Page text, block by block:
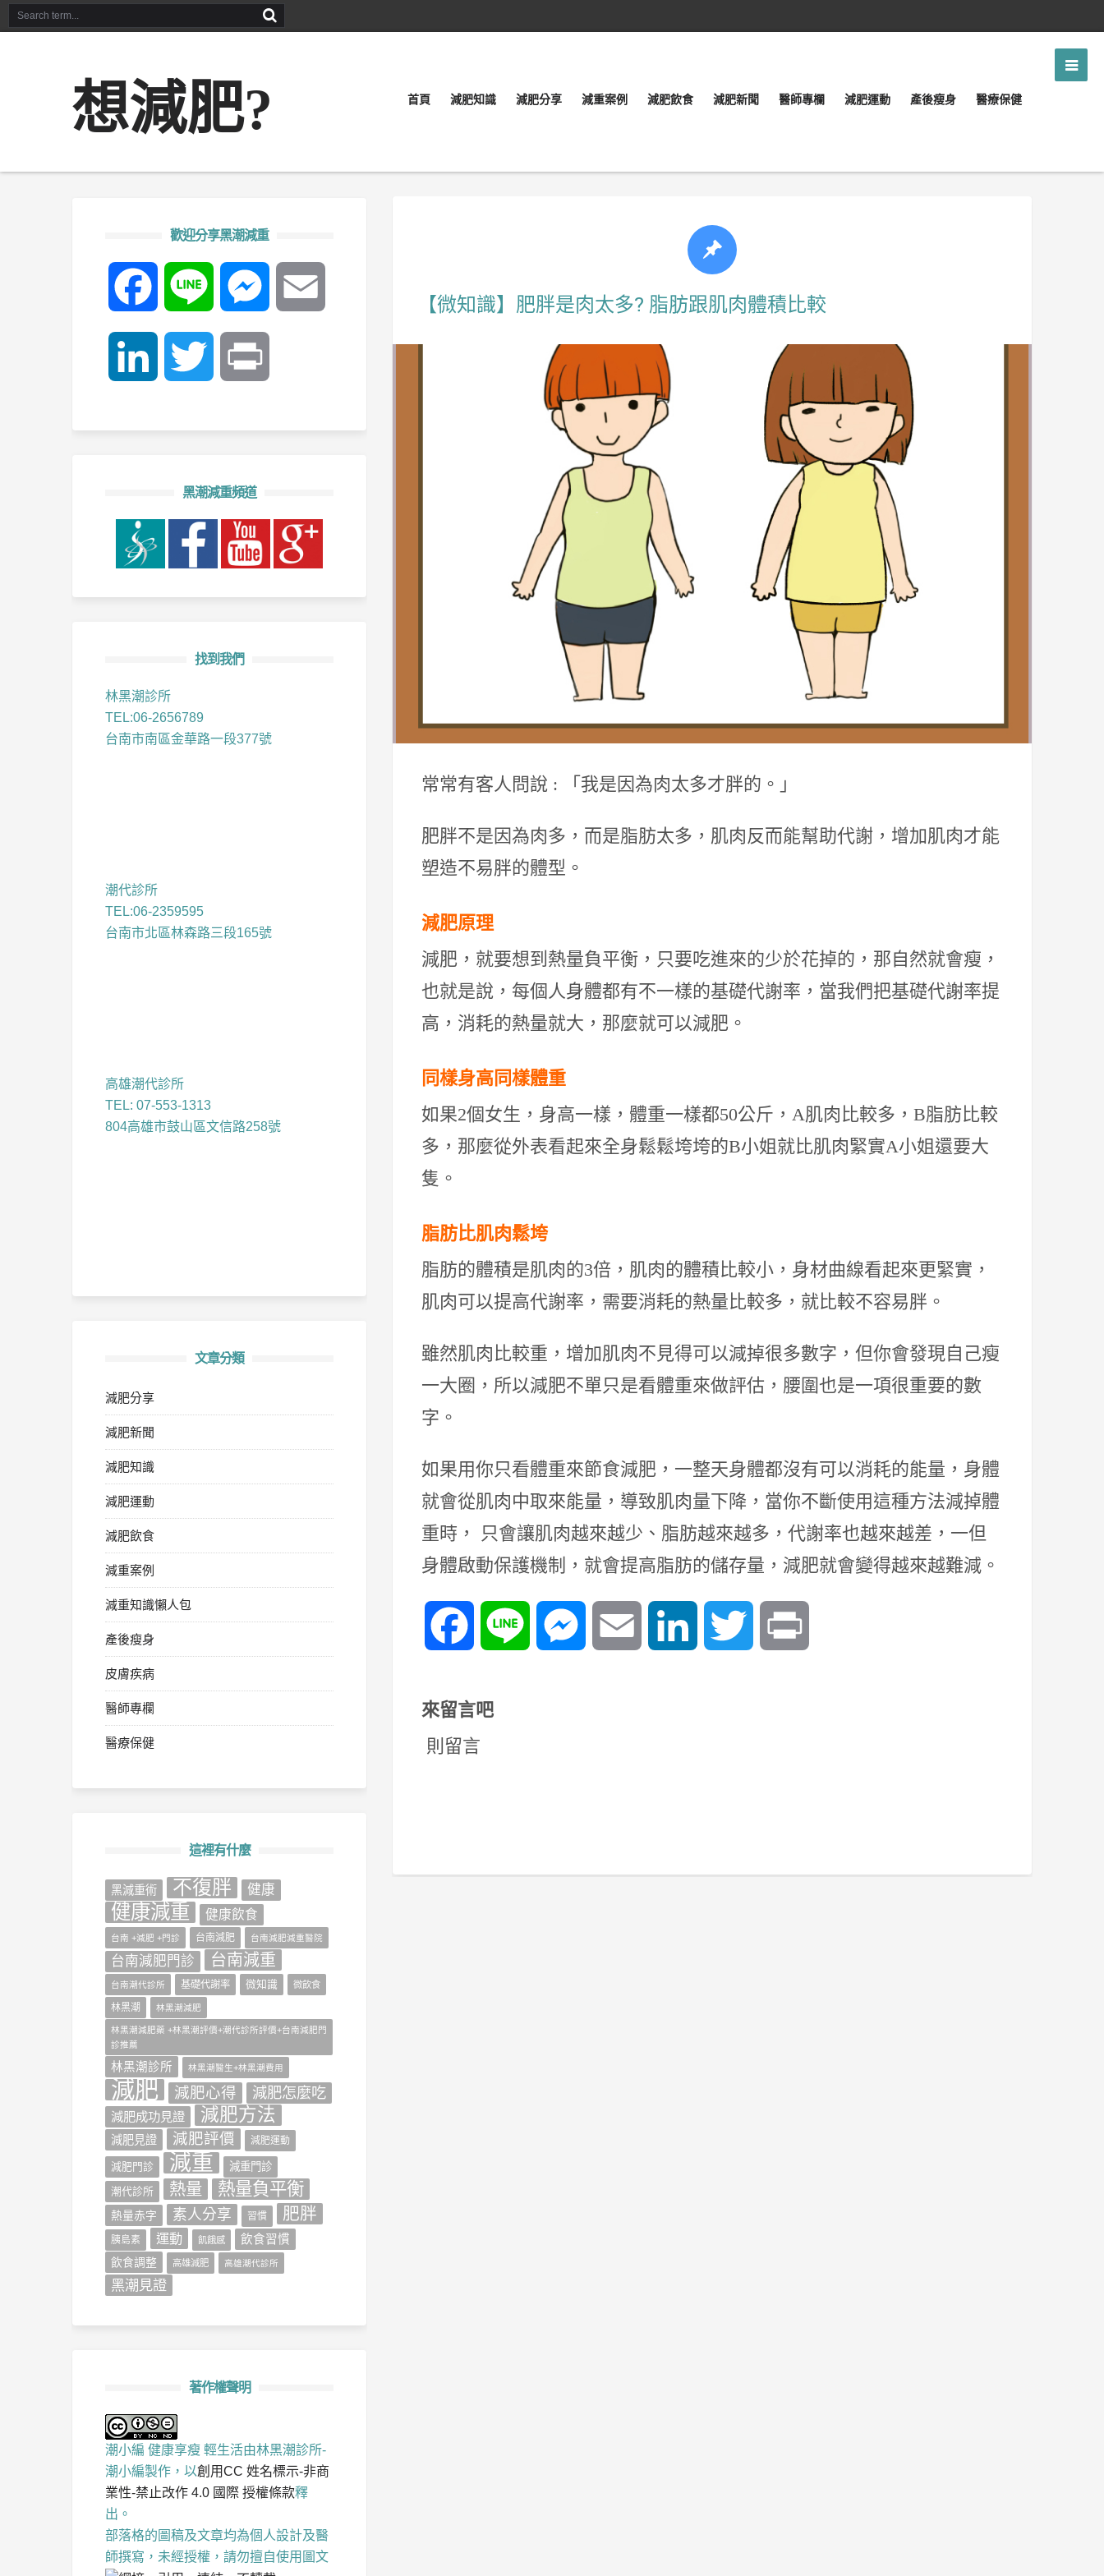
想減肥? 首頁 減肥知識 減肥分享 減重案例 減肥飲食 減肥新聞 醫師專欄 減肥運動 產後瘦身 醫療保健
【微知識】肥胖是肉太多? 脂肪跟肌肉體積比較
常常有客人問說 : 「我是因為肉太多才胖的。」
肥胖不是因為肉多，而是脂肪太多，肌肉反而能幫助代謝，增加肌肉才能
塑造不易胖的體型。
減肥原理
減肥，就要想到熱量負平衡，只要吃進來的少於花掉的，那自然就會瘦，
也就是說，每個人身體都有不一樣的基礎代謝率，當我們把基礎代謝率提
高，消耗的熱量就大，那麼就可以減肥。
同樣身高同樣體重
如果2個女生，身高一樣，體重一樣都50公斤，A肌肉比較多，B脂肪比較
多，那麼從外表看起來全身鬆鬆垮垮的B小姐就比肌肉緊實A小姐還要大
隻。
脂肪比肌肉鬆垮
脂肪的體積是肌肉的3倍，肌肉的體積比較小，身材曲線看起來更緊實，
肌肉可以提高代謝率，需要消耗的熱量比較多，就比較不容易胖。
雖然肌肉比較重，增加肌肉不見得可以減掉很多數字，但你會發現自己瘦
一大圈，所以減肥不單只是看體重來做評估，腰圍也是一項很重要的數
字。
如果用你只看體重來節食減肥，一整天身體都沒有可以消耗的能量，身體
就會從肌肉中取來能量，導致肌肉量下降，當你不斷使用這種方法減掉體
重時， 只會讓肌肉越來越少、脂肪越來越多，代謝率也越來越差，一但
身體啟動保護機制，就會提高脂肪的儲存量，減肥就會變得越來越難減。
Facebook Line Messenger Email LinkedIn Twitter
來留言吧
則留言
歡迎分享黑潮減重
Facebook Line Messenger
LinkedIn Twitter
黑潮減重頻道
找到我們
林黑潮診所
TEL:06-2656789
台南市南區金華路一段377號
潮代診所
TEL:06-2359595
台南市北區林森路三段165號
高雄潮代診所
TEL: 07-553-1313
804高雄市鼓山區文信路258號
文章分類
減肥分享
減肥新聞
減肥知識
減肥運動
減肥飲食
減重案例
減重知識懶人包
產後瘦身
皮膚疾病
醫師專欄
醫療保健
這裡有什麼
‎黑減重術‬ 不復胖 健康
健康減重 健康飲食
台南 +減肥 +門診 台南減肥 台南減肥減重醫院
台南減肥門診 台南減重
台南潮代診所 基礎代謝率 微知識 微飲食
林黑潮 林黑潮減肥
林黑潮減肥藥 +林黑潮評價+潮代診所評價+台南減肥門
診推薦
林黑潮診所 林黑潮醫生+林黑潮費用
減肥 減肥心得 減肥怎麼吃
減肥成功見證 減肥方法
減肥見證 減肥評價 減肥運動
減肥門診 減重
減重門診
潮代診所
熱量 熱量負平衡
熱量赤字 素人分享 習慣 肥胖
胰島素 運動 飢餓感
飲食習慣
飲食調整
高雄減肥 高雄潮代診所
黑潮見證
著作權聲明
潮小編 健康享瘦 輕生活由林黑潮診所-
潮小編製作，以創用CC 姓名標示-非商
業性-禁止改作 4.0 國際 授權條款釋
出。
部落格的圖稿及文章均為個人設計及醫
師撰寫，未經授權，請勿擅自使用圖文